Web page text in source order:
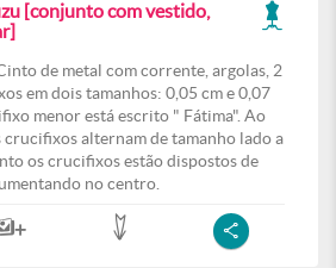
[conjunto com vestido,
de metal com corrente, argolas, 2
em dois tamanhos: 0,05 cm e 0,07
menor está escrito " Fátima". Ao
alternam de tamanho lado a
os crucifixos estão dispostos de
no centro.